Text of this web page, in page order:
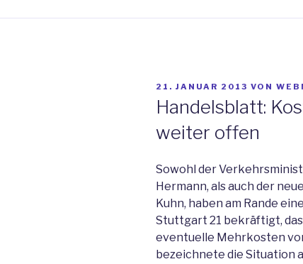
VERÖFFENTLICHT
AM
21. JANUAR 2013 VON
Handelsblatt:
weiter offen
Sowohl der
Hermann, als auch der
Kuhn, haben am Rande
Stuttgart 21 bekräftigt,
eventuelle Mehrkosten
bezeichnete die Situation